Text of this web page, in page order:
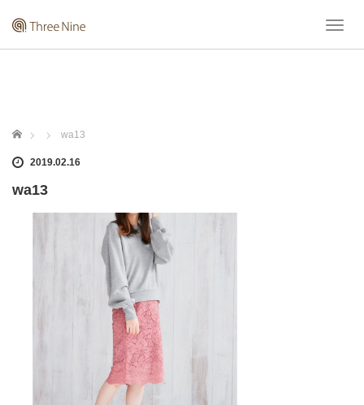
T
ホーム wa13
2019.02.16
wa13